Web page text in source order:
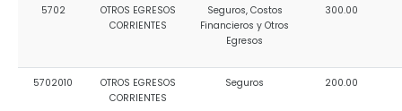
5702
OTROS EGRESOS
CORRIENTES
Seguros, Costos
Financieros y Otros
Egresos
300.00
5702010
OTROS EGRESOS
CORRIENTES
Seguros 200.00